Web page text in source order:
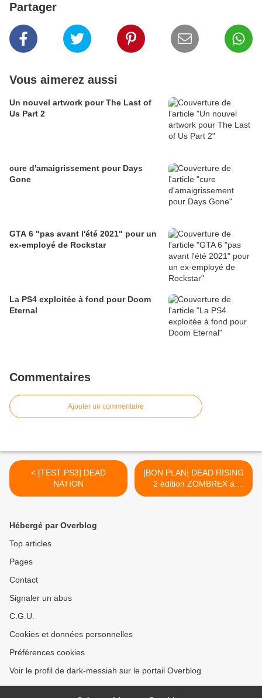
Partager
Vous aimerez aussi
Un nouvel artwork pour The Last of
Us Part 2
cure d'amaigrissement pour Days
Gone
GTA 6 "pas avant l'été 2021" pour un
ex-employé de Rockstar
La PS4 exploitée à fond pour Doom
Eternal
Commentaires
Ajouter un commentaire
< [TEST PS3] DEAD
NATION
[BON PLAN] DEAD RISING
2 édition ZOMBREX à
44,99€ >
Hébergé par Overblog
Top articles
Pages
Contact
Signaler un abus
C.G.U.
Cookies et données personnelles
Préférences cookies
Voir le profil de dark-messiah sur le portail Overblog